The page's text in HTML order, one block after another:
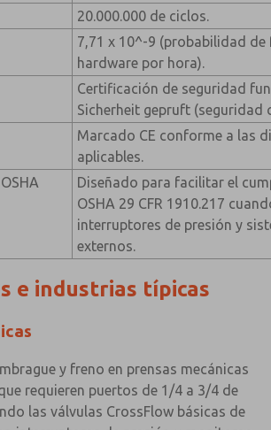
20.000.000 de ciclos.
7,71 x 10^-9 (probabilidad
hardware por hora).
Certificación de seguridad
Sicherheit gepruft (seguridad
Marcado CE conforme a las
aplicables.
Diseñado para facilitar el
OSHA 29 CFR 1910.217
interruptores de presión y
externos.
e industrias típicas
y freno en prensas mecánicas
requieren puertos de 1/4 a 3/4 de
las válvulas CrossFlow básicas de